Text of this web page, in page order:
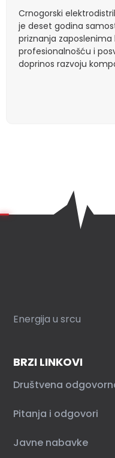
Crnogorski
je deset godina
priznanja
profesionalnošću i
doprinos razvoju
Energija u srcu
BRZI LINKOVI
Društvena
Pitanja i odgovori
Javne nabavke